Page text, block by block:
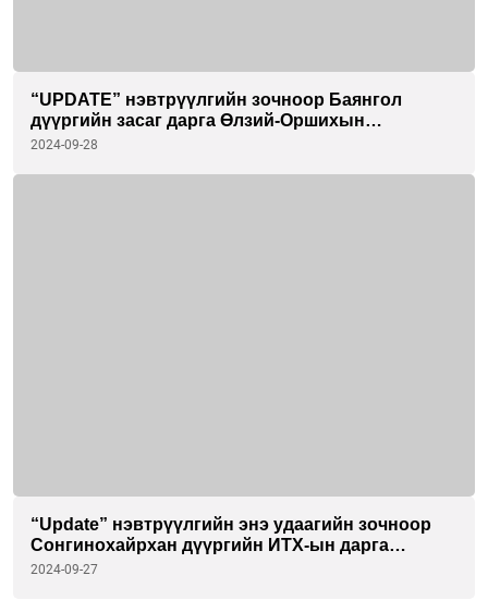
“UPDATE” нэвтрүүлгийн зочноор Баянгол
дүүргийн засаг дарга Өлзий-Оршихын
Сумъяабазар оролцлоо
2024-09-28
“Update” нэвтрүүлгийн энэ удаагийн зочноор
Сонгинохайрхан дүүргийн ИТХ-ын дарга
Дашдараагийн Ундармаа оролцлоо
2024-09-27